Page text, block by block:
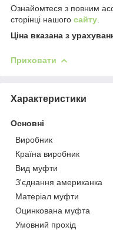
Ознайомтеся з повним
сторінці нашого сайту
Ціна вказана з
Приховати
Характеристики
Основні
Виробник
Країна виробник
Вид муфти
З'єднання американка
Матеріал муфти
Оцинкована муфта
Умовний прохід